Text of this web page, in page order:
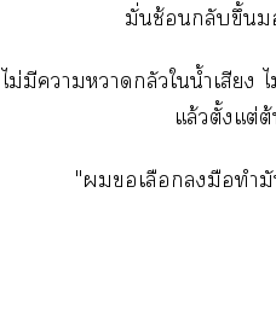
มั่นช้อนกลับขึ้น
ไม่มีาหวาดกลัวใน้ำเสีย
แล้วตั้งแต่
"เลือกมือทำมั